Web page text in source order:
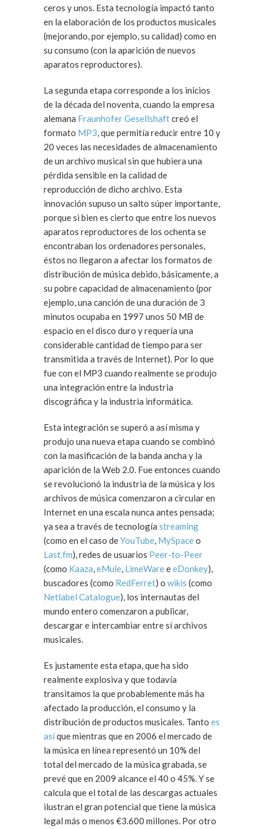
ceros y unos. Esta tecnología impactó tanto
en la elaboración de los productos musicales
(mejorando, por ejemplo, su calidad) como en
su consumo (con la aparición de nuevos
aparatos reproductores).
La segunda etapa corresponde a los inicios
de la década del noventa, cuando la empresa
alemana Fraunhofer Gesellshaftcreó el
formato MP3, que permitía reducir entre 10 y
20 veces las necesidades de almacenamiento
de un archivo musical sin que hubiera una
pérdida sensible en la calidad de
reproducción de dicho archivo. Esta
innovación supuso un salto súper importante,
porque si bien es cierto que entre los nuevos
aparatos reproductores de los ochenta se
encontraban los ordenadores personales,
éstos no llegaron a afectar los formatos de
distribución de música debido, básicamente, a
su pobre capacidad de almacenamiento (por
ejemplo, una canción de una duración de 3
minutos ocupaba en 1997 unos 50 MB de
espacio en el disco duro y requería una
considerable cantidad de tiempo para ser
transmitida a través de Internet). Por lo que
fue con el MP3 cuando realmente se produjo
una integración entre la industria
discográfica y la industria informática.
Esta integración se superó a así misma y
produjo una nueva etapa cuando se combinó
con la masificación de la banda ancha y la
aparición de la Web 2.0. Fue entonces cuando
se revolucionó la industria de la música y los
archivos de música comenzaron a circular en
Internet en una escala nunca antes pensada;
ya sea a través de tecnología streaming
(como en el caso deYouTube, MySpaceo
Last.fm), redes de usuarios Peer-to-Peer
(como Kaaza,eMule, LimeWareeeDonkey),
buscadores (como RedFerret) o wikis (como
Netlabel Catalogue), los internautas del
mundo entero comenzaron a publicar,
descargar e intercambiar entre sí archivos
musicales.
Es justamente esta etapa, que ha sido
realmente explosiva y que todavía
transitamos la que probablemente más ha
afectado la producción, el consumo y la
distribución de productos musicales. Tanto es
asíque mientras que en 2006 el mercado de
la música en línea representó un 10% del
total del mercado de la música grabada, se
prevé que en 2009 alcance el 40 o 45%. Y se
calcula que el total de las descargas actuales
ilustran el gran potencial que tiene la música
legal más o menos €3.600 millones. Por otro